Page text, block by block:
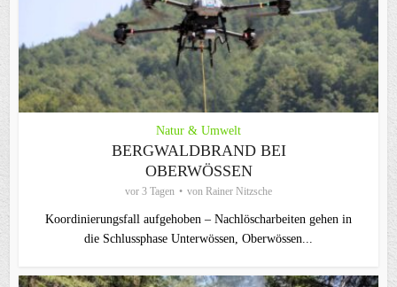
Natur & Umwelt
BERGWALDBRAND BEI
OBERWÖSSEN
vor 3 Tagen von Rainer Nitzsche
Koordinierungsfall aufgehoben – Nachlöscharbeiten gehen in
die Schlussphase Unterwössen, Oberwössen...